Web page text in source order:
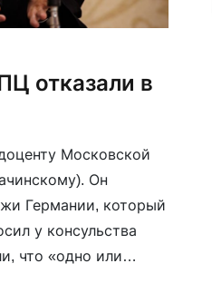
отказали в
Московской
Он
Германии, который
у консульства
что «одно или